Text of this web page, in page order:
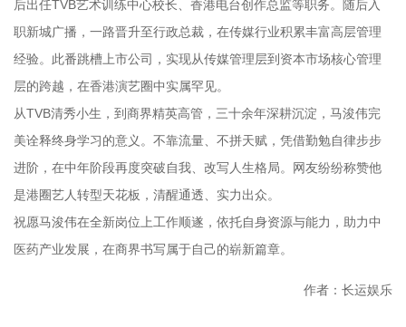
后出任TVB艺术训练中心校长、香港电台创作总监等职务。随后入
职新城广播，一路晋升至行政总裁，在传媒行业积累丰富高层管理
经验。此番跳槽上市公司，实现从传媒管理层到资本市场核心管理
层的跨越，在香港演艺圈中实属罕见。
从TVB清秀小生，到商界精英高管，三十余年深耕沉淀，马浚伟完
美诠释终身学习的意义。不靠流量、不拼天赋，凭借勤勉自律步步
进阶，在中年阶段再度突破自我、改写人生格局。网友纷纷称赞他
是港圈艺人转型天花板，清醒通透、实力出众。
祝愿马浚伟在全新岗位上工作顺遂，依托自身资源与能力，助力中
医药产业发展，在商界书写属于自己的崭新篇章。
作者：长运娱乐